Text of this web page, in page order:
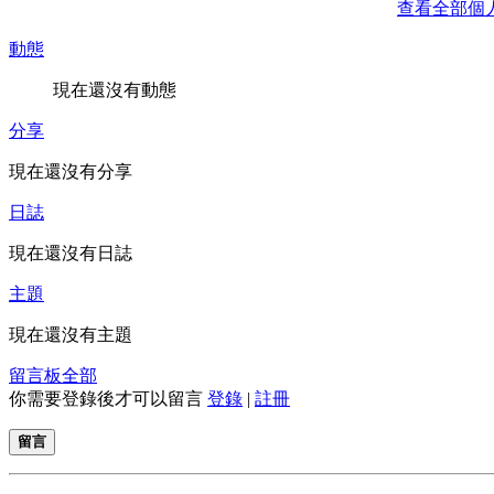
查看全部個
動態
現在還沒有動態
分享
現在還沒有分享
日誌
現在還沒有日誌
主題
現在還沒有主題
留言板全部
你需要登錄後才可以留言 登錄 | 註冊
留言